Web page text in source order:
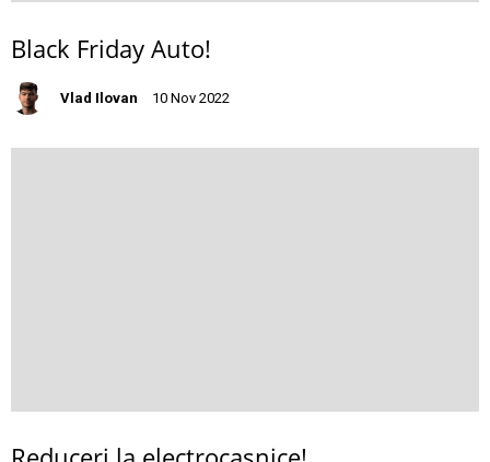
Black Friday Auto!
Vlad Ilovan 10 Nov 2022